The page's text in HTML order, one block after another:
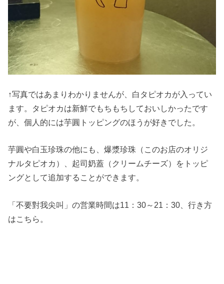
↑写真ではあまりわかりませんが、白タピオカが入ってい
ます。タピオカは新鮮でもちもちしておいしかったです
が、個人的には芋圓トッピングのほうが好きでした。
芋圓や白玉珍珠の他にも、爆漿珍珠（このお店のオリジ
ナルタピオカ）、起司奶蓋（クリームチーズ）をトッピ
ングとして追加することができます。
「不要對我尖叫」の営業時間は11：30～21：30、行き方
はこちら。